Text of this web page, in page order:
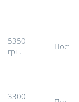
5350
грн.
3300